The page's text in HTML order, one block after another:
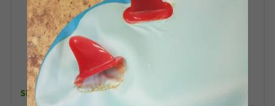
Teleskopické skládací hole G3 Pivot
Skladem dle varianty